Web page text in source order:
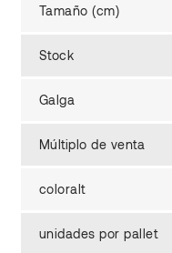
Tamaño (cm)
Stock
Galga
Múltiplo de venta
coloralt
unidades por pallet